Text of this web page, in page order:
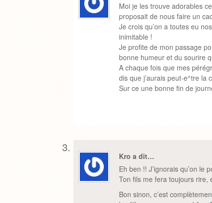
Moi je les trouve adorables
proposait de nous faire un
Je crois qu’on a toutes eu
inimitable !
Je profite de mon passage
bonne humeur et du sourire
A chaque fois que mes
dis que j’aurais peut-e^tre la
Sur ce une bonne fin de
Kro a dit…
Eh ben !! J’ignorais qu’on le
Ton fils me fera toujours rire,
Bon sinon, c’est